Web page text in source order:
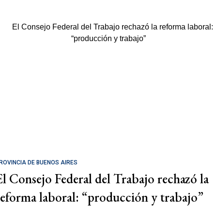
DE BUENOS AIRES
Consejo Federal del Trabajo rechazó la
laboral: “producción y trabajo”